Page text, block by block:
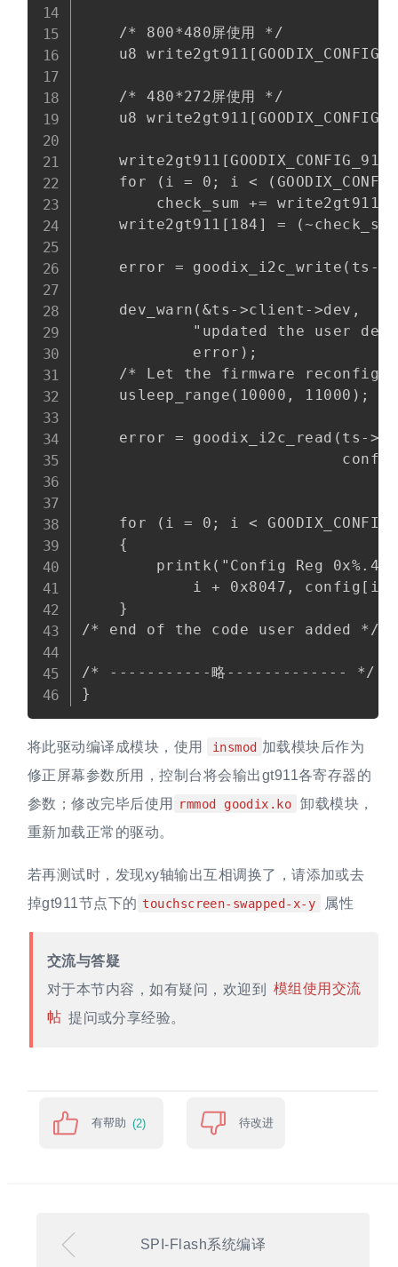
    /* 800*480屏使用 */
u8
    /* 480*272屏使用 */
u8
for (i = 0; i <
check_sum +=
write2gt911[184] =
error = goodix_i2c_write(ts-
    dev_warn(&ts->client->dev,
"updated the user
            error);
/* Let the firmware
    usleep_range(10000, 11000);
error = goodix_i2c_read(ts-
for (i = 0; i <
    {
printk("Config Reg 0x%.4X
i + 0x8047,
    }
/* end of the code user added */
/* -----------略------------- */
将此驱动编译成模块，使用 insmod 加载模块后作为
修正屏幕参数所用，控制台将会输出gt911各寄存器的
参数；修改完毕后使用
rmmod goodix.ko
卸载模块，
重新加载正常的驱动。
若再测试时，发现xy轴输出互相调换了，请添加或去
掉gt911节点下的 touchscreen-swapped-x-y 属性
交流与答疑
对于本节内容，如有疑问，欢迎到
模组使用交流
帖 提问或分享经验。
有帮助 (2) 待改进
SPI-Flash系统编译